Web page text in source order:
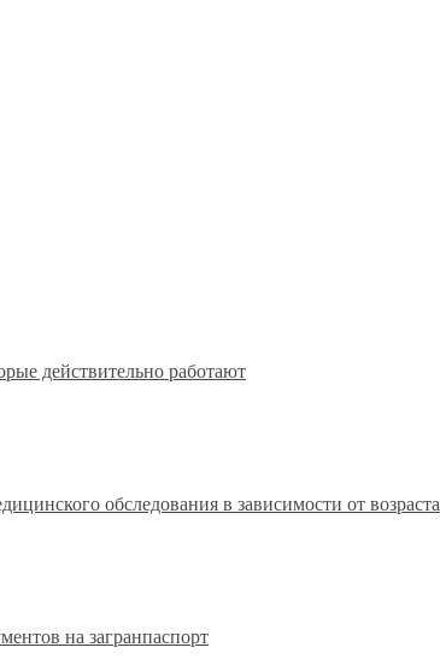
действительно работают
обследования в зависимости от возраста
на загранпаспорт